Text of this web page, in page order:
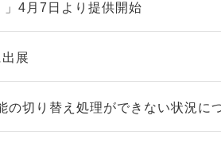
4月7日より提供開始
展
の切り替え処理ができない状況に